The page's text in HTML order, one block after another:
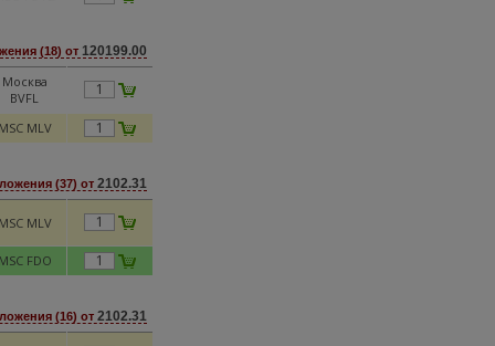
(18) от 120199.00
Москва
BVFL
MSC MLV
(37) от 2102.31
MSC MLV
MSC FDO
(16) от 2102.31